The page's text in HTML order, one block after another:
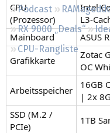
Podcast
RX 9000 „Deals“
CPU-Rangliste
CPU
(Prozessor)
Intel
L3-
Mainboard
ASUS
Grafikkarte
Zotac
OC
Arbeitsspeicher
16GB
| 2x
SSD (M.2 /
PCIe)
1TB